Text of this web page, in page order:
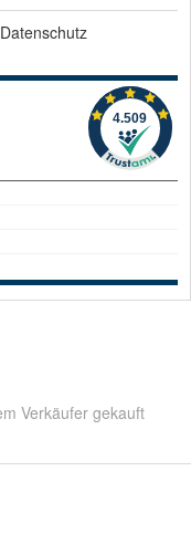
Datenschutz
Verkäufer gekauft